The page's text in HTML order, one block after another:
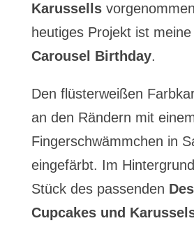
Karussells
heutiges Projekt ist meine
Carousel Birthday.
Den flüsterweißen
an den Rändern mit
Fingerschwämmchen in
eingefärbt. Im
Stück des passenden
Cupcakes und